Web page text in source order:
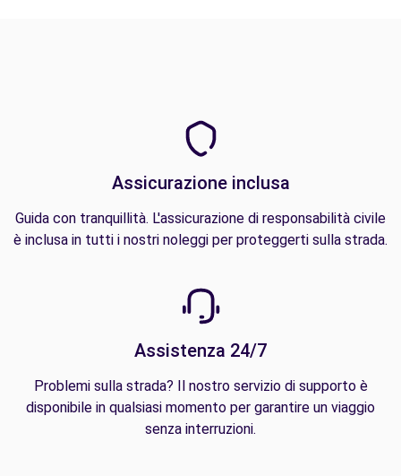
Assicurazione inclusa
Guida con tranquillità. L'assicurazione di responsabilità civile
è inclusa in tutti i nostri noleggi per proteggerti sulla strada.
Assistenza 24/7
Problemi sulla strada? Il nostro servizio di supporto è
disponibile in qualsiasi momento per garantire un viaggio
senza interruzioni.